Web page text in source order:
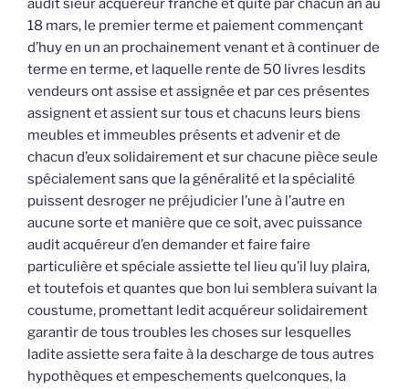
audit sieur acquéreur franche et quite par chacun an au
18 mars, le premier terme et paiement commençant
d’huy en un an prochainement venant et à continuer de
terme en terme, et laquelle rente de 50 livres lesdits
vendeurs ont assise et assignée et par ces présentes
assignent et assient sur tous et chacuns leurs biens
meubles et immeubles présents et advenir et de
chacun d’eux solidairement et sur chacune pièce seule
spécialement sans que la généralité et la spécialité
puissent desroger ne préjudicier l’une à l’autre en
aucune sorte et manière que ce soit, avec puissance
audit acquéreur d’en demander et faire faire
particulière et spéciale assiette tel lieu qu’il luy plaira,
et toutefois et quantes que bon lui semblera suivant la
coustume, promettant ledit acquéreur solidairement
garantir de tous troubles les choses sur lesquelles
ladite assiette sera faite à la descharge de tous autres
hypothèques et empeschements quelconques, la